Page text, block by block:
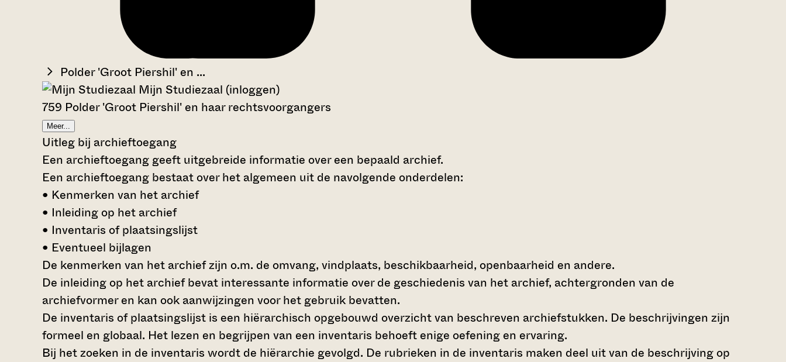
Polder 'Groot Piershil' en ...
Mijn Studiezaal (inloggen)
759 Polder 'Groot Piershil' en haar rechtsvoorgangers
Meer...
Uitleg bij archieftoegang
Een archieftoegang geeft uitgebreide informatie over een bepaald archief.
Een archieftoegang bestaat over het algemeen uit de navolgende onderdelen:
• Kenmerken van het archief
• Inleiding op het archief
• Inventaris of plaatsingslijst
• Eventueel bijlagen
De kenmerken van het archief zijn o.m. de omvang, vindplaats, beschikbaarheid, openbaarheid en andere.
De inleiding op het archief bevat interessante informatie over de geschiedenis van het archief, achtergronden van de
archiefvormer en kan ook aanwijzingen voor het gebruik bevatten.
De inventaris of plaatsingslijst is een hiërarchisch opgebouwd overzicht van beschreven archiefstukken. De beschrijvingen zijn
formeel en globaal. Het lezen en begrijpen van een inventaris behoeft enige oefening en ervaring.
Bij het zoeken in de inventaris wordt de hiërarchie gevolgd. De rubrieken in de inventaris maken deel uit van de beschrijving op